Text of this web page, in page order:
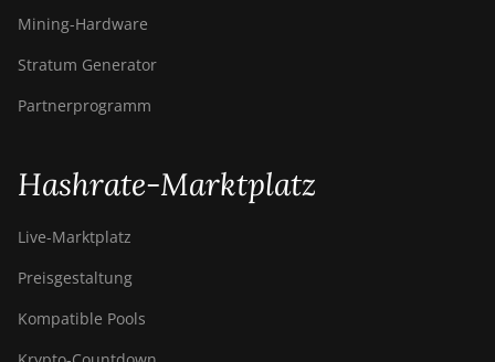
Mining-Hardware
Stratum Generator
Partnerprogramm
Hashrate-Marktplatz
Live-Marktplatz
Preisgestaltung
Kompatible Pools